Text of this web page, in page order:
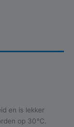
en is lekker
op 30°C.